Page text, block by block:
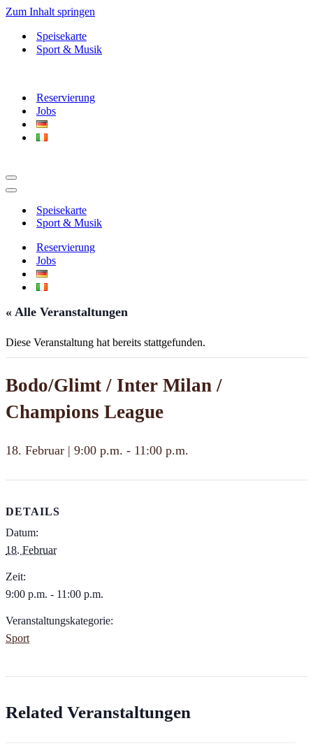
Zum Inhalt springen
Speisekarte
Sport & Musik
Reservierung
Jobs
Navigationsmenü
Navigationsmenü
Speisekarte
Sport & Musik
Reservierung
Jobs
« Alle Veranstaltungen
Diese Veranstaltung hat bereits stattgefunden.
Bodo/Glimt / Inter Milan /
Champions League
18. Februar | 9:00 p.m. - 11:00 p.m.
DETAILS
Datum:
18. Februar
Zeit:
9:00 p.m. - 11:00 p.m.
Veranstaltungskategorie:
Sport
Related Veranstaltungen